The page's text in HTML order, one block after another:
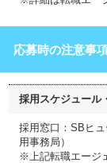
応募時の注意事
採用スケジュール
採用窓口：SBヒ
用事務局）
※上記転職エージ